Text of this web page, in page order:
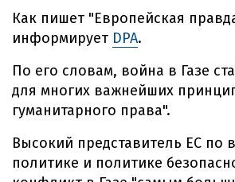
Как пишет "Европейская
информирует DPA.
По его словам, война в Газе
для многих важнейших
гуманитарного права".
Высокий представитель ЕС по
политике и политике